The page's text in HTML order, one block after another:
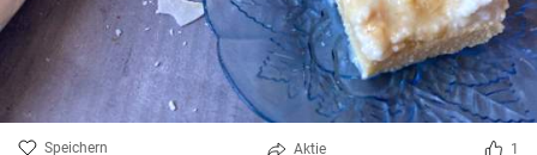
Speichern Aktie 1